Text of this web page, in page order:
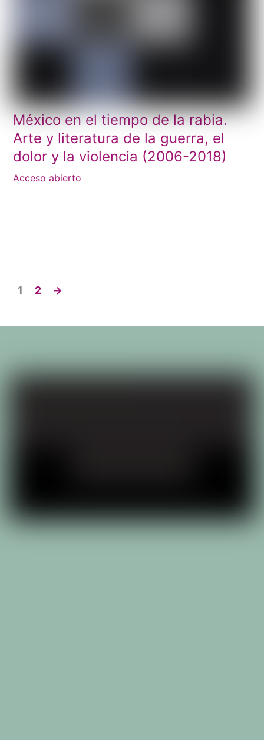
México en el tiempo de la rabia.
Arte y literatura de la guerra, el
dolor y la violencia (2006-2018)
Acceso abierto
1 2 →